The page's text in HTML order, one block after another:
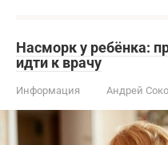
Насморк у ребёнка:
идти к врачу
Информация Андрей